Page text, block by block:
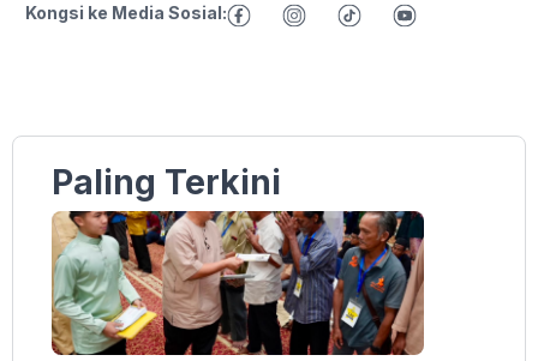
Kongsi ke Media Sosial:
Paling Terkini